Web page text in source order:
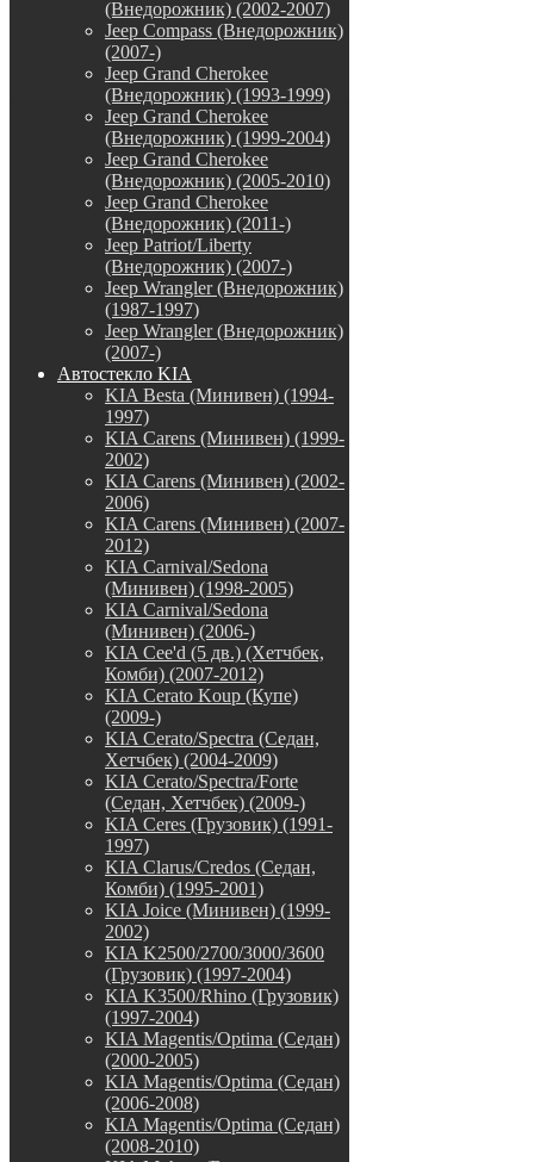
(Внедорожник) (2002-2007)
Jeep Compass (Внедорожник)
(2007-)
Jeep Grand Cherokee
(Внедорожник) (1993-1999)
Jeep Grand Cherokee
(Внедорожник) (1999-2004)
Jeep Grand Cherokee
(Внедорожник) (2005-2010)
Jeep Grand Cherokee
(Внедорожник) (2011-)
Jeep Patriot/Liberty
(Внедорожник) (2007-)
Jeep Wrangler (Внедорожник)
(1987-1997)
Jeep Wrangler (Внедорожник)
(2007-)
Автостекло KIA
KIA Besta (Минивен) (1994-
1997)
KIA Carens (Минивен) (1999-
2002)
KIA Carens (Минивен) (2002-
2006)
KIA Carens (Минивен) (2007-
2012)
KIA Carnival/Sedona
(Минивен) (1998-2005)
KIA Carnival/Sedona
(Минивен) (2006-)
KIA Cee'd (5 дв.) (Хетчбек,
Комби) (2007-2012)
KIA Cerato Koup (Купе)
(2009-)
KIA Cerato/Spectra (Седан,
Хетчбек) (2004-2009)
KIA Cerato/Spectra/Forte
(Седан, Хетчбек) (2009-)
KIA Ceres (Грузовик) (1991-
1997)
KIA Clarus/Credos (Седан,
Комби) (1995-2001)
KIA Joice (Минивен) (1999-
2002)
KIA K2500/2700/3000/3600
(Грузовик) (1997-2004)
KIA K3500/Rhino (Грузовик)
(1997-2004)
KIA Magentis/Optima (Седан)
(2000-2005)
KIA Magentis/Optima (Седан)
(2006-2008)
KIA Magentis/Optima (Седан)
(2008-2010)